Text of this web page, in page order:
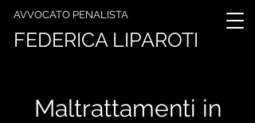
FEDERICA LIPAROTI
AVVOCATO PENALISTA
Maltrattamenti in